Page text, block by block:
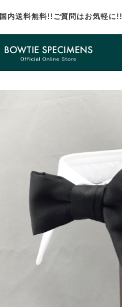
国内送料無料!!ご質問はお気軽に!!